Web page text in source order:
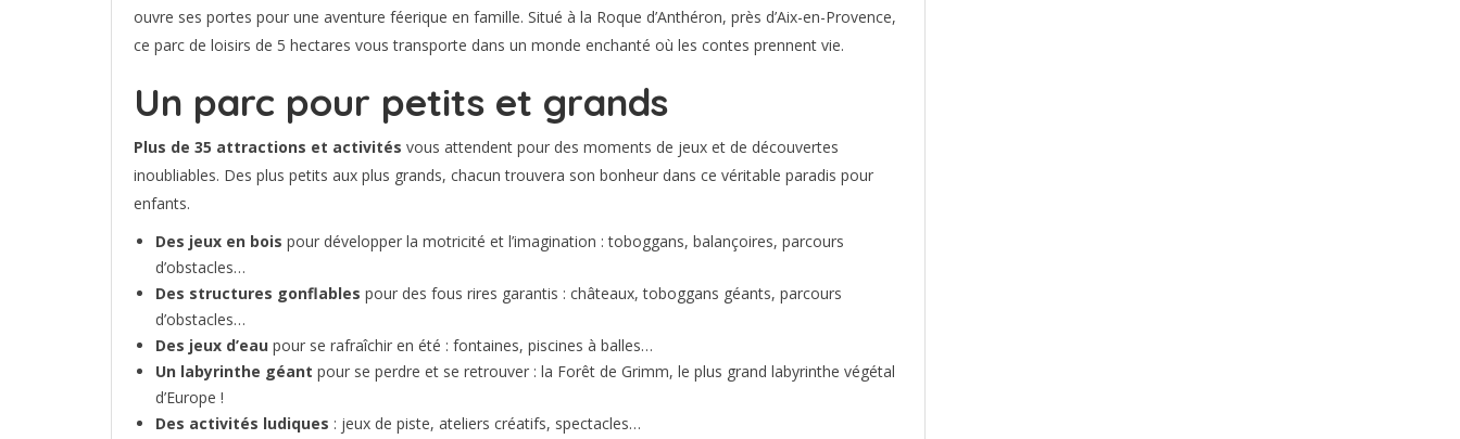
ouvre ses portes pour une aventure féerique en famille. Situé à la Roque d’Anthéron, près d’Aix-en-Provence,
ce parc de loisirs de 5 hectares vous transporte dans un monde enchanté où les contes prennent vie.
Un parc pour petits et grands
Plus de 35 attractions et activités vous attendent pour des moments de jeux et de découvertes
inoubliables. Des plus petits aux plus grands, chacun trouvera son bonheur dans ce véritable paradis pour
enfants.
Des jeux en bois pour développer la motricité et l’imagination : toboggans, balançoires, parcours
d’obstacles…
Des structures gonflables pour des fous rires garantis : châteaux, toboggans géants, parcours
d’obstacles…
Des jeux d’eau pour se rafraîchir en été : fontaines, piscines à balles…
Un labyrinthe géant pour se perdre et se retrouver : la Forêt de Grimm, le plus grand labyrinthe végétal
d’Europe !
Des activités ludiques : jeux de piste, ateliers créatifs, spectacles…